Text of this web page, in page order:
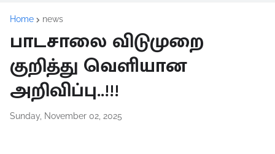
Home news
பாடசாலை விடுமுறை
குறித்து வெளியான
அறிவிப்பு..!!!
Sunday, November 02, 2025